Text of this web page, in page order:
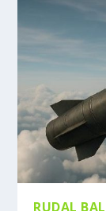
RUDAL